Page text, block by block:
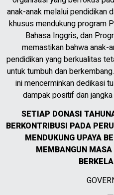
anak-anak melalui pendidikan
khusus mendukung program
Bahasa Inggris, dan
memastikan bahwa anak-
pendidikan yang berkualitas
untuk tumbuh dan
ini mencerminkan dedikasi
dampak positif dan
SETIAP DONASI
BERKONTRIBUSI PADA
MENDUKUNG UPAYA
MEMBANGUN